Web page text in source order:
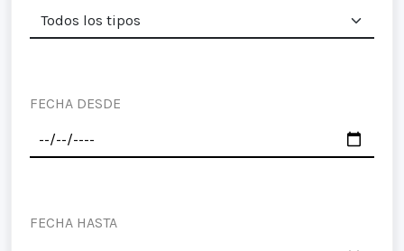
FECHA DESDE
FECHA HASTA